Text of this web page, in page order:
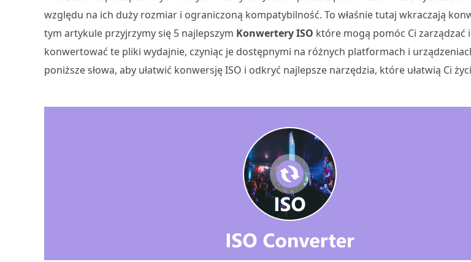
względu na ich duży rozmiar i ograniczoną kompatybilność. To właśnie tutaj wkraczają
tym artykule przyjrzymy się 5 najlepszym Konwertery ISO które mogą pomóc Ci zarządzać i
konwertować te pliki wydajnie, czyniąc je dostępnymi na różnych platformach i
poniższe słowa, aby ułatwić konwersję ISO i odkryć najlepsze narzędzia, które ułatwią Ci